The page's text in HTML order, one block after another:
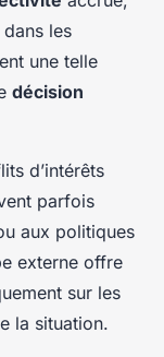
dans les
une telle
décision
d’intérêts
parfois
aux politiques
externe offre
sur les
la situation.